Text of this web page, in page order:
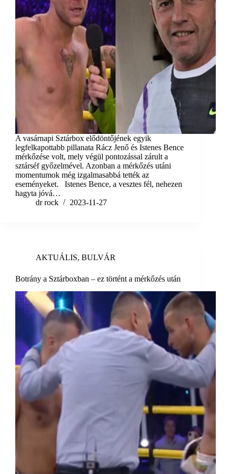
A vasárnapi Sztárbox elődöntőjének egyik
legfelkapottabb pillanata Rácz Jenő és Istenes Bence
mérkőzése volt, mely végül pontozással zárult a
sztárséf győzelmével. Azonban a mérkőzés utáni
momentumok még izgalmasabbá tették az
eseményeket. Istenes Bence, a vesztes fél, nehezen
hagyta jóvá…
dr rock
2023-11-27
AKTUÁLIS, BULVÁR
Botrány a Sztárboxban – ez történt a mérkőzés után